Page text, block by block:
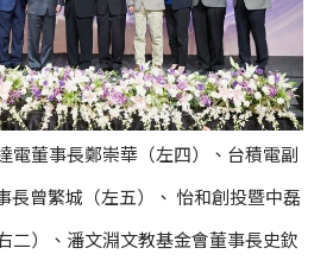
電董事長鄭崇華（左四）、台積電副
長曾繁城（左五）、 怡和創投暨中磊
二）、潘文淵文教基金會董事長史欽